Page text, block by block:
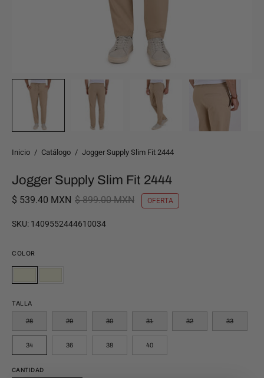
Inicio / Catálogo / Jogger Supply Slim Fit 2444
Jogger Supply Slim Fit 2444
$ 539.40 MXN $ 899.00 MXN OFERTA
SKU: 1409552444610034
COLOR
Beige BEIGE
TALLA
28 29 30 31 32 33
34 36 38 40
CANTIDAD